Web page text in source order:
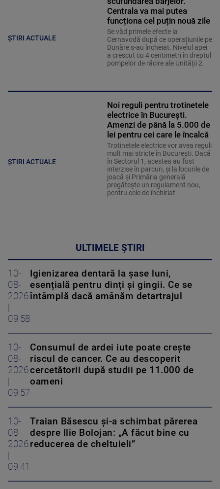
ȘTIRI ACTUALE
Centrala va mai putea
funcționa cel puțin nouă zile
Se văd primele efecte la
Cernavodă după ce operațiunile pe
Dunăre s-au încheiat. Nivelul apei
a crescut cu 4 centimetri în dreptul
pompelor de răcire ale Unității 2.
ȘTIRI ACTUALE
Noi reguli pentru trotinetele
electrice în București.
Amenzi de până la 5.000 de
lei pentru cei care le încalcă
Trotinetele electrice vor avea reguli
mult mai stricte în București. Dacă
în Sectorul 1, acestea au fost
interzise în parcuri, și la locurile de
joacă și Primăria generală
pregătește un regulament nou,
pentru cele de închiriat.
ULTIMELE ȘTIRI
10-
08-
2026
|
09:58
Igienizarea dentară la șase luni,
esențială pentru dinți și gingii. Ce se
întâmplă dacă amânăm detartrajul
10-
08-
2026
|
09:57
Consumul de ardei iute poate crește
riscul de cancer. Ce au descoperit
cercetătorii după studii pe 11.000 de
oameni
10-
08-
2026
|
09:41
Traian Băsescu și-a schimbat părerea
despre Ilie Bolojan: „A făcut bine cu
reducerea de cheltuieli”